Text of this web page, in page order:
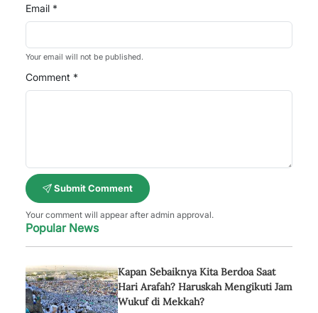
Email *
Your email will not be published.
Comment *
Submit Comment
Your comment will appear after admin approval.
Popular News
Kapan Sebaiknya Kita Berdoa Saat
Hari Arafah? Haruskah Mengikuti Jam
Wukuf di Mekkah?